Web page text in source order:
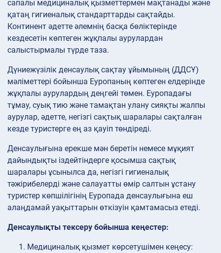
сапалы медициналық қызметтермен мақтанады және
қатаң гигиеналық стандарттарды сақтайды.
Континент әдетте әлемнің басқа бөліктерінде
кездесетін көптеген жұқпалы аурулардан
салыстырмалы түрде таза.
Дүниежүзілік денсаулық сақтау ұйымының (ДДСҰ)
мәліметтері бойынша Еуропаның көптеген елдерінде
жұқпалы аурулардың деңгейі төмен. Еуропадағы
тұмау, суық тию және тамақтан улану сияқты жалпы
аурулар, әдетте, негізгі сақтық шаралары сақталған
кезде туристерге ең аз қауіп төндіреді.
Денсаулығына ерекше мән беретін немесе мұқият
дайындықты іздейтіндерге қосымша сақтық
шаралары ұсынылса да, негізгі гигиеналық
тәжірибелерді және салауатты өмір салтын ұстану
туристер көпшілігінің Еуропада денсаулығына еш
алаңдамай уақыттарын өткізуін қамтамасыз етеді.
Денсаулықты тексеру бойынша кеңестер:
Медициналық қызмет көрсетушімен кеңесу: